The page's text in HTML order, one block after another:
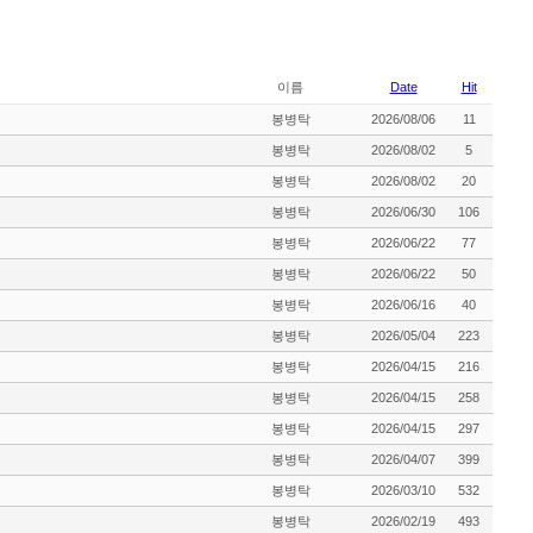
이름 Date Hit
봉병탁 2026/08/06 11
봉병탁 2026/08/02 5
봉병탁 2026/08/02 20
봉병탁 2026/06/30 106
봉병탁 2026/06/22 77
봉병탁 2026/06/22 50
봉병탁 2026/06/16 40
봉병탁 2026/05/04 223
봉병탁 2026/04/15 216
봉병탁 2026/04/15 258
봉병탁 2026/04/15 297
봉병탁 2026/04/07 399
봉병탁 2026/03/10 532
봉병탁 2026/02/19 493